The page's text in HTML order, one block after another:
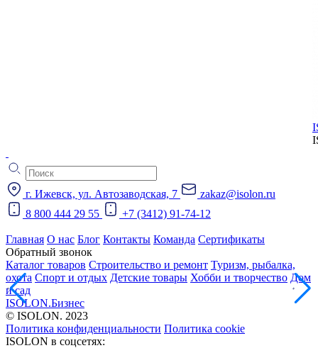
г. Ижевск, ул. Автозаводская, 7
zakaz@isolon.ru
8 800 444 29 55
+7 (3412) 91-74-12
Главная О нас Блог Контакты Команда Сертификаты
Обратный звонок
Каталог товаров Строительство и ремонт Туризм, рыбалка,
охота Спорт и отдых Детские товары Хобби и творчество Дом
и сад
ISOLON.Бизнес
© ISOLON. 2023
Политика конфиденциальности Политика cookie
ISOLON в соцсетях: